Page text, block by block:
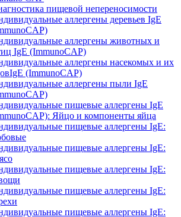
пищевой непереносимости
аллергены деревьев IgE
аллергены животных и
IgE (ImmunoCAP)
аллергены насекомых и их
(ImmunoCAP)
аллергены пыли IgE
пищевые аллергены IgE
Яйцо и компоненты яйца
пищевые аллергены IgE:
пищевые аллергены IgE:
пищевые аллергены IgE:
пищевые аллергены IgE:
пищевые аллергены IgE: